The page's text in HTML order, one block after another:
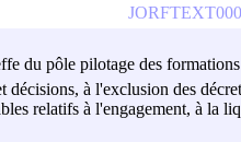
du pôle pilotage des formations
à l'exclusion des
relatifs à l'engagement, à la